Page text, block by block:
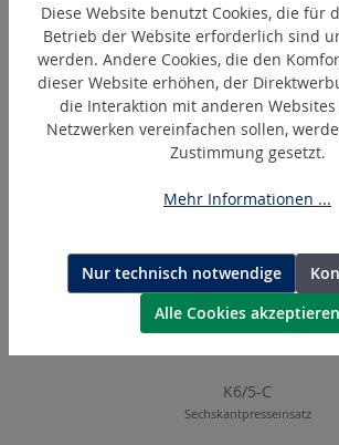
Hand-hydraulisches
Produktgalerie überspringen
Ähnliche Artikel
K6/5-C
Sechskantpresseinsatz
Diese Website benutzt Cookies, die für
Betrieb der Website erforderlich sind
werden. Andere Cookies, die den
dieser Website erhöhen, der
die Interaktion mit anderen
Netzwerken vereinfachen sollen,
Zustimmung gesetzt.
Mehr Informationen ...
Nur technisch notwendige
Alle Cookies akzeptieren